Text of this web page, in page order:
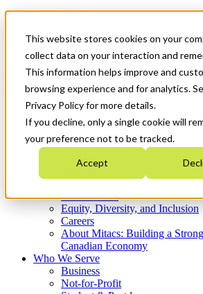
This website stores cookies on your
collect data on your interaction and
This information helps improve and
browsing experience and for analytics.
Privacy Policy for more details.
If you decline, only a single cookie will
your preference not to be tracked.
Accept
News & Events
Get Started
Menu
Who We Are
Strategic Plan 2026-2030
What We Do
Equity, Diversity, and Inclusion
Careers
About Mitacs: Building a
Canadian Economy
Who We Serve
Business
Not-for-Profit